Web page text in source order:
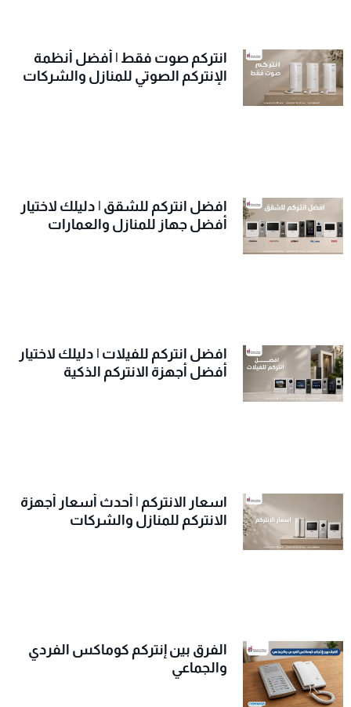
انتركم صوت فقط | أفضل أنظمة
الإنتركم الصوتي للمنازل والشركات
افضل انتركم للشقق | دليلك لاختيار
أفضل جهاز للمنازل والعمارات
افضل انتركم للفيلات | دليلك لاختيار
أفضل أجهزة الانتركم الذكية
اسعار الانتركم | أحدث أسعار أجهزة
الانتركم للمنازل والشركات
الفرق بين إنتركم كوماكس الفردي
والجماعي